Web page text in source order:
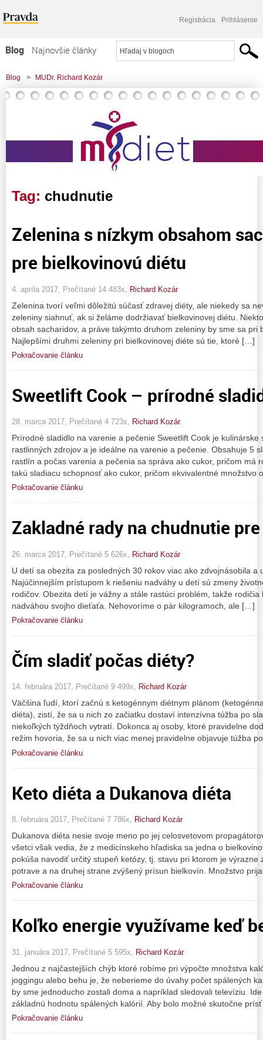
Registrácia Prihlásenie
Blog
Najnovšie články
Najčítanejšie články
Najkomentovanejšie články
Komerčné blogy
Blog > MUDr. Richard Kozár
Tag: chudnutie
Zelenina s nízkym obsahom
pre bielkovinovú diétu
4. apríla 2017, Prečítané 14 483x, Richard Kozár
Zelenina tvorí veľmi dôležitú súčasť zdravej diéty, ale niekedy sa
zeleniny siahnuť, ak si želáme dodržiavať bielkovinovej diétu.
obsah sacharidov, a práve takýmto druhom zeleniny by sme sa pri
Najlepšími druhmi zeleniny pri bielkovinovej diéte sú tie, ktoré […]
Pokračovanie článku
Sweetlift Cook – prírodné
28. marca 2017, Prečítané 4 723x, Richard Kozár
Prírodné sladidlo na varenie a pečenie Sweetlift Cook je
rastlinných zdrojov a je ideálne na varenie a pečenie. Obsahuje 5
rastlín a počas varenia a pečenia sa správa ako cukor, pričom má
takú sladiacu schopnosť ako cukor, pričom ekvivalentné množstvo
Pokračovanie článku
Zakladné rady na chudnutie
26. marca 2017, Prečítané 5 626x, Richard Kozár
U detí sa obezita za posledných 30 rokov viac ako zdvojnásobila a
Najúčinnejším prístupom k riešeniu nadváhy u detí sú zmeny
rodičov. Obezita detí je vážny a stále rastúci problém, takže
nadváhou svojho dieťaťa. Nehovoríme o pár kilogramoch, ale […]
Pokračovanie článku
Čím sladiť počas diéty?
14. februára 2017, Prečítané 9 499x, Richard Kozár
Väčšina ľudí, ktorí začnú s ketogénnym diétnym plánom
diéta), zistí, že sa u nich zo začiatku dostaví intenzívna túžba po
niekoľkých týždňoch vytratí. Dokonca aj osoby, ktoré pravidelne
režim hovoria, že sa u nich viac menej pravidelne objavuje túžba
Pokračovanie článku
Keto diéta a Dukanova diéta
8. februára 2017, Prečítané 7 786x, Richard Kozár
Dukanova diéta nesie svoje meno po jej celosvetovom
všetci však vedia, že z medicínskeho hľadiska sa jedna o
pokúša navodiť určitý stupeň ketózy, tj. stavu pri ktorom je
potrave a na druhej strane zvýšený prísun bielkovín. Množstvo
Pokračovanie článku
Koľko energie využívame keď
31. januára 2017, Prečítané 5 595x, Richard Kozár
Jednou z najčastejších chýb ktoré robíme pri výpočte množstva
joggingu alebo behu je, že neberieme do úvahy počet spálených
by sme jednoducho zostali doma a napríklad sledovali televíziu.
základnú hodnotu spálených kalórií. Aby bolo možné skutočne
Pokračovanie článku